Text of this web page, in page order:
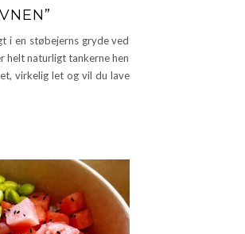
i en støbejerns gryde ved
helt naturligt tankerne hen
virkelig let og vil du lave